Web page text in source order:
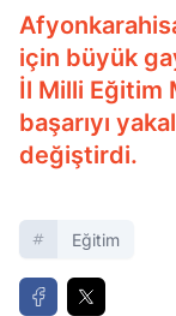
için büyük
İl Milli Eğitim
başarıyı
değiştirdi.
Eğitim